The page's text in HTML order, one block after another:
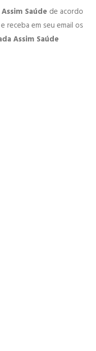
Saúde de acordo
receba em seu email os
Assim Saúde